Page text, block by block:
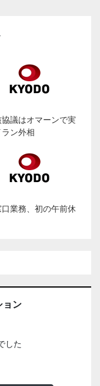
協議はオマーンで実
ン外相
業務、初の午前休
ョン
した